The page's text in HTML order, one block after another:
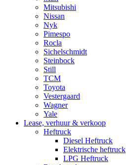
Mitsubishi
Nissan
Nyk
Pimespo
Rocla
Sichelschmidt
Steinbock
Still
TCM
Toyota
Vestergaard
Wagner
Yale
Lease, verhuur & verkoop
Heftruck
Diesel Heftruck
Elektrische heftruck
LPG Heftruck